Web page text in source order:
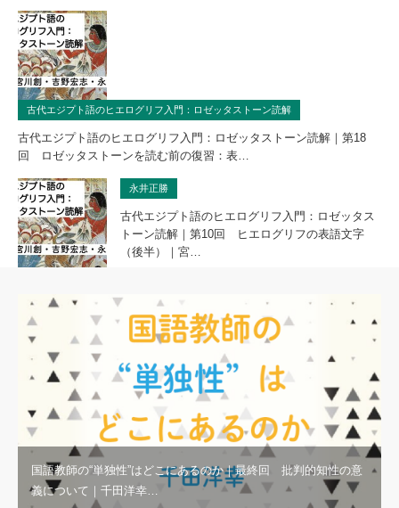
古代エジプト語のヒエログリフ入門：ロゼッタストーン読解
古代エジプト語のヒエログリフ入門：ロゼッタストーン読解｜第18
回 ロゼッタストーンを読む前の復習：表…
永井正勝
古代エジプト語のヒエログリフ入門：ロゼッタス
トーン読解｜第10回 ヒエログリフの表語文字
（後半）｜宮…
国語教師の“単独性”はどこにあるのか｜最終回 批判的知性の意
義について｜千田洋幸…